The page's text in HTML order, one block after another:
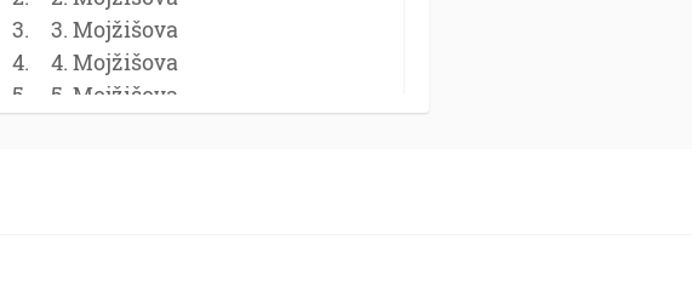
3. Mojžišova
4. Mojžišova
5. Mojžišova